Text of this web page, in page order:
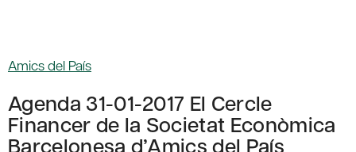
Amics del País
Agenda 31-01-2017 El Cercle
Financer de la Societat Econòmica
Barcelonesa d’Amics del País